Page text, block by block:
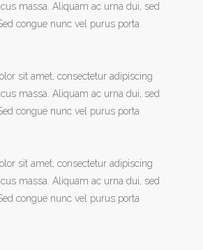
massa. Aliquam ac urna dui, sed
congue nunc vel purus porta
sit amet, consectetur adipiscing
massa. Aliquam ac urna dui, sed
congue nunc vel purus porta
sit amet, consectetur adipiscing
massa. Aliquam ac urna dui, sed
congue nunc vel purus porta